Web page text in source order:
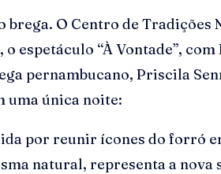
O Centro de
“À Vontade”,
pernambucano, Priscila
uma única noite:
por reunir ícones do forró
natural, representa a nova